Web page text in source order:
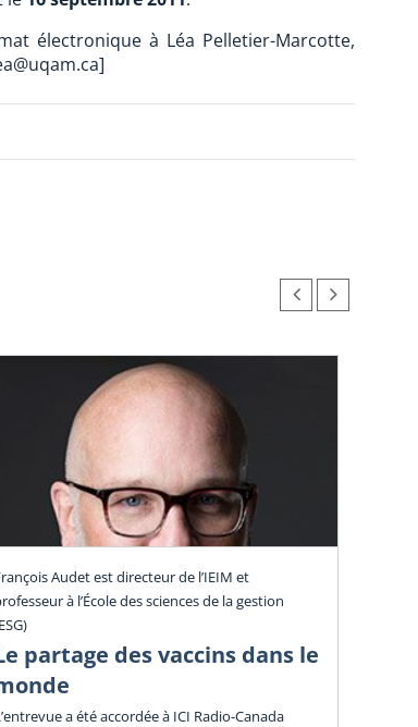
électronique à Léa Pelletier-Marcotte,
Audet est directeur de l’IEIM et
à l’École des sciences de la gestion
partage des vaccins dans le
a été accordée à ICI Radio-Canada